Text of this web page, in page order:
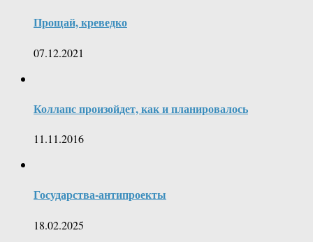
Прощай, креведко
07.12.2021
Коллапс произойдет, как и планировалось
11.11.2016
Государства-антипроекты
18.02.2025